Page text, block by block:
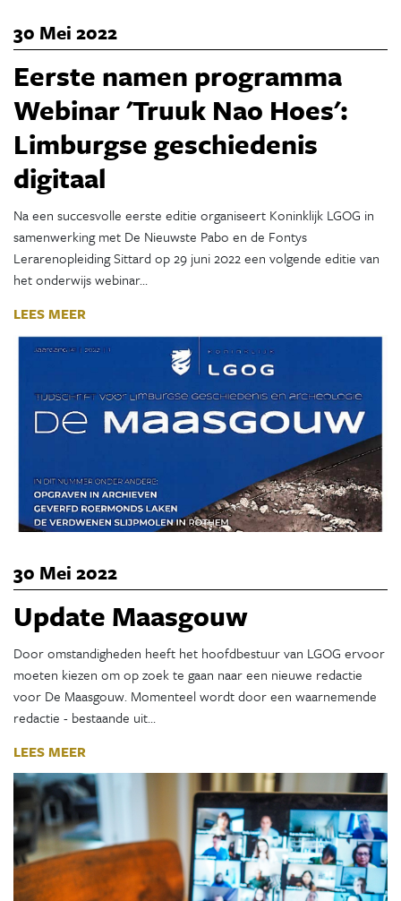
30 Mei 2022
Eerste namen programma
Webinar 'Truuk Nao Hoes':
Limburgse geschiedenis
digitaal
Na een succesvolle eerste editie organiseert Koninklijk LGOG in
samenwerking met De Nieuwste Pabo en de Fontys
Lerarenopleiding Sittard op 29 juni 2022 een volgende editie van
het onderwijs webinar…
LEES MEER
30 Mei 2022
Update Maasgouw
Door omstandigheden heeft het hoofdbestuur van LGOG ervoor
moeten kiezen om op zoek te gaan naar een nieuwe redactie
voor De Maasgouw. Momenteel wordt door een waarnemende
redactie - bestaande uit…
LEES MEER